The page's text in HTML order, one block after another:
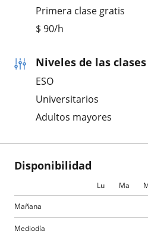
Primera clase gratis
$ 90/h
Niveles de las clases
ESO
Universitarios
Adultos mayores
Disponibilidad
Lu Ma
Mañana
Mediodía